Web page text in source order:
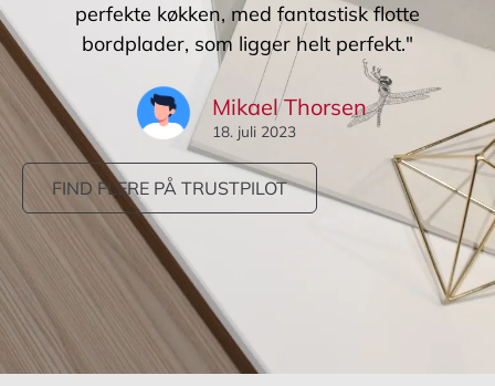
perfekte køkken, med fantastisk flotte
bordplader, som ligger helt perfekt."
Mikael Thorsen
18. juli 2023
FIND FLERE PÅ TRUSTPILOT